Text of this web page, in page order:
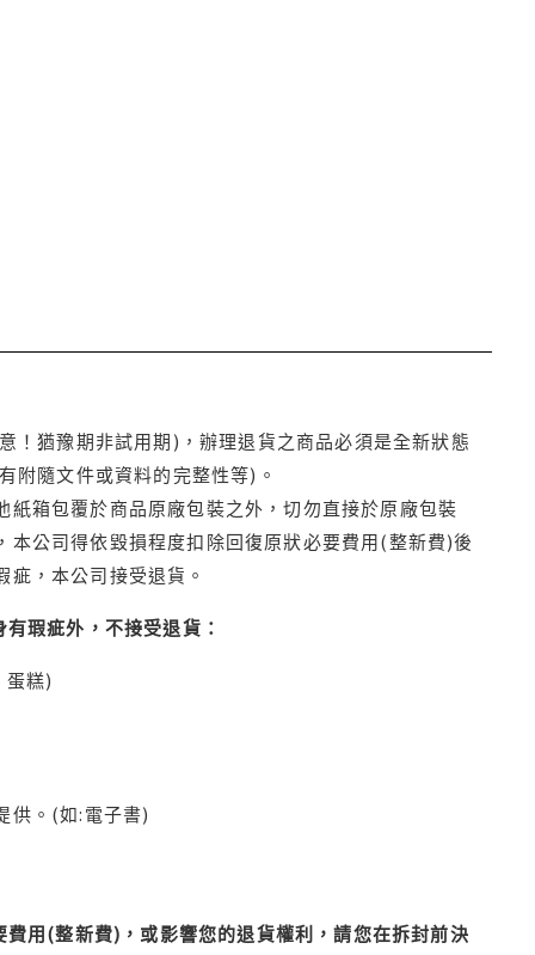
！猶豫期非試用期)，辦理退貨之商品必須是全新狀態
附隨文件或資料的完整性等)。
箱包覆於商品原廠包裝之外，切勿直接於原廠包裝
本公司得依毀損程度扣除回復原狀必要費用(整新費)後
，本公司接受退貨。
瑕疵外，不接受退貨：
蛋糕)
供。(如:電子書)
用(整新費)，或影響您的退貨權利，請您在拆封前決